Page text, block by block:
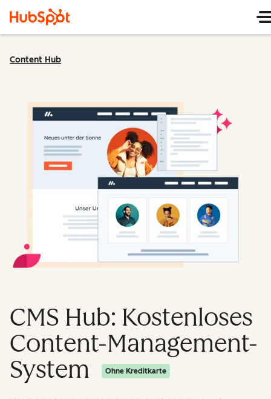
Content Hub
CMS Hub: Kostenloses
Content-Management-
System
Ohne Kreditkarte